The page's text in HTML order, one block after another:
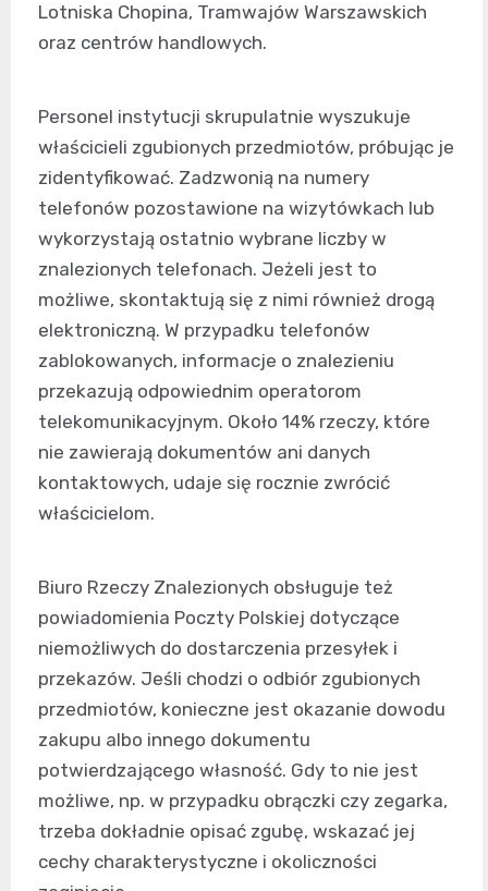
Lotniska Chopina, Tramwajów Warszawskich
oraz centrów handlowych.
Personel instytucji skrupulatnie wyszukuje
właścicieli zgubionych przedmiotów, próbując je
zidentyfikować. Zadzwonią na numery
telefonów pozostawione na wizytówkach lub
wykorzystają ostatnio wybrane liczby w
znalezionych telefonach. Jeżeli jest to
możliwe, skontaktują się z nimi również drogą
elektroniczną. W przypadku telefonów
zablokowanych, informacje o znalezieniu
przekazują odpowiednim operatorom
telekomunikacyjnym. Około 14% rzeczy, które
nie zawierają dokumentów ani danych
kontaktowych, udaje się rocznie zwrócić
właścicielom.
Biuro Rzeczy Znalezionych obsługuje też
powiadomienia Poczty Polskiej dotyczące
niemożliwych do dostarczenia przesyłek i
przekazów. Jeśli chodzi o odbiór zgubionych
przedmiotów, konieczne jest okazanie dowodu
zakupu albo innego dokumentu
potwierdzającego własność. Gdy to nie jest
możliwe, np. w przypadku obrączki czy zegarka,
trzeba dokładnie opisać zgubę, wskazać jej
cechy charakterystyczne i okoliczności